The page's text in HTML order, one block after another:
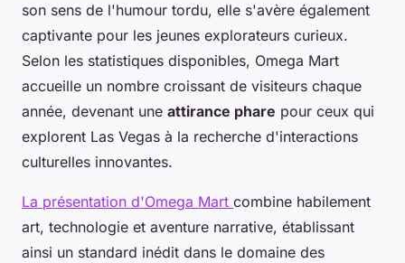
son sens de l'humour tordu, elle s'avère également
captivante pour les jeunes explorateurs curieux.
Selon les statistiques disponibles, Omega Mart
accueille un nombre croissant de visiteurs chaque
année, devenant une attirance phare pour ceux qui
explorent Las Vegas à la recherche d'interactions
culturelles innovantes.
La présentation d'Omega Mart combine habilement
art, technologie et aventure narrative, établissant
ainsi un standard inédit dans le domaine des